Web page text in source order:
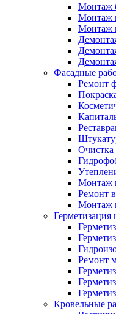
Монтаж
Монтаж
Монтаж
Фасадные
Ремонт
Очистка
Монтаж
Ремонт
Монтаж
Герметизация
Ремонт
Кровельные